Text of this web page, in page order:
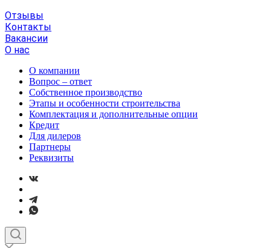
Отзывы
Контакты
Вакансии
О нас
О компании
Вопрос – ответ
Собственное производство
Этапы и особенности строительства
Комплектация и дополнительные опции
Кредит
Для дилеров
Партнеры
Реквизиты